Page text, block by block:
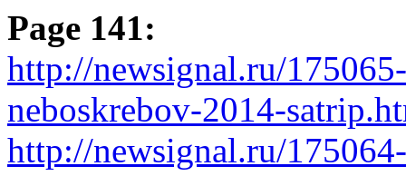
Page 141:
http://newsignal.ru/
neboskrebov-2014-
http://newsignal.ru/